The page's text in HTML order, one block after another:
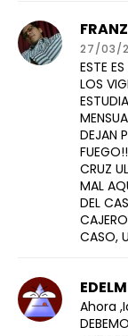
27/03/
ESTE
LOS
DEJAN
CRUZ
MAL
DEL
CASO,
Ahora